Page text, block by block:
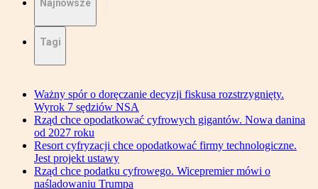
Najnowsze
Tagi
Ważny spór o doręczanie decyzji fiskusa rozstrzygnięty.
Wyrok 7 sędziów NSA
Rząd chce opodatkować cyfrowych gigantów. Nowa danina
od 2027 roku
Resort cyfryzacji chce opodatkować firmy technologiczne.
Jest projekt ustawy
Rząd chce podatku cyfrowego. Wicepremier mówi o
naśladowaniu Trumpa